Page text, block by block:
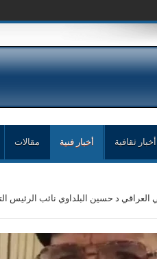
أخبار ثقافية أخبار فنية مقالات
العراقي د حسين البلداوي نائب الرئيس